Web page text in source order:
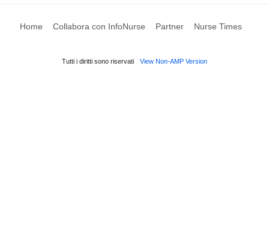
Home Collabora con InfoNurse Partner Nurse Times
Tutti i diritti sono riservati View Non-AMP Version